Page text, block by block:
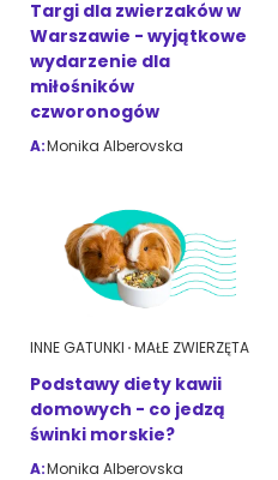
Targi dla zwierzaków w
Warszawie - wyjątkowe
wydarzenie dla
miłośników
czworonogów
A:Monika Alberovska
INNE GATUNKI MAŁE ZWIERZĘTA
Podstawy diety kawii
domowych - co jedzą
świnki morskie?
A:Monika Alberovska